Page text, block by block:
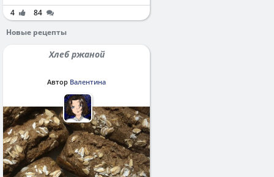
4
84
Новые рецепты
Хлеб ржаной
Автор Валентина